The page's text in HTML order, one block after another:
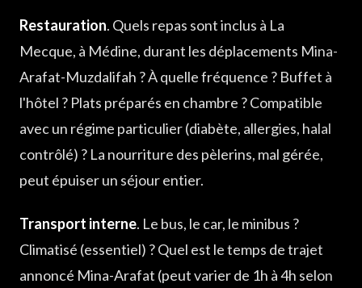
Restauration. Quels repas sont inclus à La
Mecque, à Médine, durant les déplacements Mina-
Arafat-Muzdalifah ? À quelle fréquence ? Buffet à
l'hôtel ? Plats préparés en chambre ? Compatible
avec un régime particulier (diabète, allergies, halal
contrôlé) ? La nourriture des pèlerins, mal gérée,
peut épuiser un séjour entier.
Transport interne. Le bus, le car, le minibus ?
Climatisé (essentiel) ? Quel est le temps de trajet
annoncé Mina-Arafat (peut varier de 1h à 4h selon